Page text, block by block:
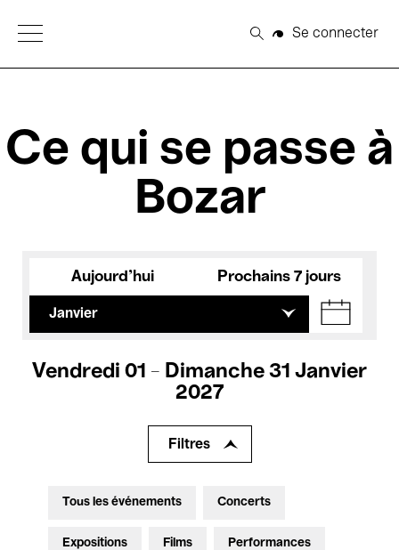
Open Menu
Rechercher
Se connecter
Ce qui se passe à
Bozar
Aujourd'hui Prochains 7 jours
Janvier
Vendredi 01 - Dimanche 31 Janvier
2027
Filtres
Tous les événements Concerts
Expositions Films Performances